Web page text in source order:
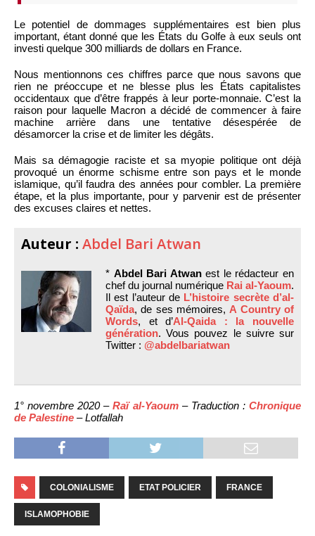
Le potentiel de dommages supplémentaires est bien plus
important, étant donné que les États du Golfe à eux seuls ont
investi quelque 300 milliards de dollars en France.
Nous mentionnons ces chiffres parce que nous savons que
rien ne préoccupe et ne blesse plus les États capitalistes
occidentaux que d’être frappés à leur porte-monnaie. C’est la
raison pour laquelle Macron a décidé de commencer à faire
machine arrière dans une tentative désespérée de
désamorcer la crise et de limiter les dégâts.
Mais sa démagogie raciste et sa myopie politique ont déjà
provoqué un énorme schisme entre son pays et le monde
islamique, qu’il faudra des années pour combler. La première
étape, et la plus importante, pour y parvenir est de présenter
des excuses claires et nettes.
Auteur : Abdel Bari Atwan
* Abdel Bari Atwanest le rédacteur en
chef du journal numérique Rai al-Yaoum.
Il est l’auteur de L’histoire secrète d’al-
Qaïda, de ses mémoires, A Country of
Words, et d’Al-Qaida : la nouvelle
génération. Vous pouvez le suivre sur
Twitter : @abdelbariatwan
1° novembre 2020 –Raï al-Yaoum– Traduction :Chronique
de Palestine – Lotfallah
COLONIALISME ETAT POLICIER FRANCE
ISLAMOPHOBIE